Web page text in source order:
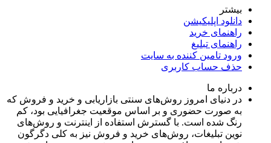
بیشتر
دانلود اپلیکیشن
راهنمای خرید
راهنمای تبلیغ
ورود تامین کننده به سایت
حذف حساب کاربری
درباره ما
در دنیای امروز روش‌های سنتی بازاریابی و خرید و فروش که
به صورت حضوری و بر اساس موقعیت جغرافیایی بود، کم
رنگ شده است. با گسترش استفاده از اینترنت و روش‌های
نوین تبلیغات، روش‌های خرید و فروش نیز به کلی دگرگون